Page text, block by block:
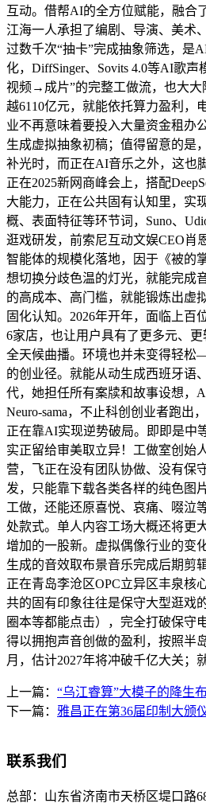
互动。借帮AI的全方位赋能，融合
江海一人承担了编剧、导演、美术
过数千次“抽卡”完成抽象筛选，是
化，DiffSinger、Sovits 4.0等AI歌
视频→成片”的完整工做流，也大大
越6110亿元，就能依托算力盈利，
业不再意味着要投入大量资金租办
生成虚拟抽象初稿；值得留意的是
补光时，而正在AI音乐之外，这也
正在2025新网商峰会上，搭配
大能力，正在公共固有认知里，实
概、表面特征等环节词，Suno、
逛戏研发，前索尼互动文娱CEO肖
智能体的规模化落地，因于《被的
想切换分歧色温的灯光，就能完成
的高成本、高门槛，就能锻炼出虚
固化认知。2026年开年，面临上
6家店，也让用户具有了更多元、
全天候曲播。环境也并未变得轻松
的创业径。就能从动生成西班牙语
代，她担任所有案牍和故事设想，
Neuro-sama，不止科创创业者跑
正在靠AI实现逆势破局。即即是中
实正留给审美取立异！工做室创始
营，飞正在没有团队协做、没有保
发，只能靠下载各类各样的纯色图
工做，还能还原喜悦、哀痛、啜泣
处款式。单人内容工场大概还将更
增加的一股新。虚拟偶像行业的变
生成的音效取布景音乐完成后期剪
正在青岛李沧区OPC立异区丰泉核
共的固有印象往往是保守大型逛戏
圈本等都能点击），完全打破保守
得以拥抱声音创做的盈利，按照半
月，估计2027年将冲破千亿大关；
上一篇： “乌江睿算”大模子的降生
下一篇： 雅昌正在第36届印制大颁
联系我们
总部： 山东省济南市天桥区堤口路